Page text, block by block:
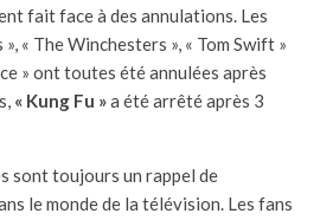
fait face à des annulations. Les
« The Winchesters », « Tom Swift »
» ont toutes été annulées après
« Kung Fu »a été arrêté après 3
sont toujours un rappel de
le monde de la télévision. Les fans